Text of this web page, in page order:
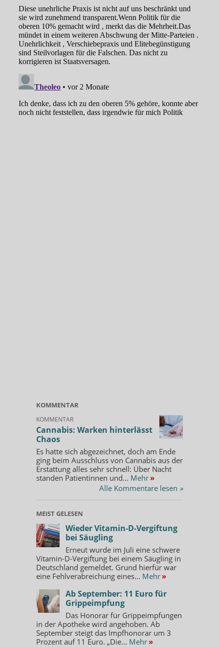
KOMMENTAR
KOMMENTAR
Cannabis: Warken hinterlässt
Chaos
Es hatte sich abgezeichnet, doch am Ende
ging beim Ausschluss von Cannabis aus der
Erstattung alles sehr schnell: Über Nacht
standen Patientinnen und... Mehr »
Alle Kommentare lesen »
MEIST GELESEN
Wieder Vitamin-D-Vergiftung
bei Säugling
Erneut wurde im Juli eine schwere
Vitamin-D-Vergiftung bei einem Säugling in
Deutschland gemeldet. Grund hierfür war
eine Fehlverabreichung eines... Mehr »
Ab September: 11 Euro für
Grippeimpfung
Das Honorar für Grippeimpfungen
in der Apotheke wird angehoben. Ab
September steigt das Impfhonorar um 3
Prozent auf 11 Euro. „Die... Mehr »